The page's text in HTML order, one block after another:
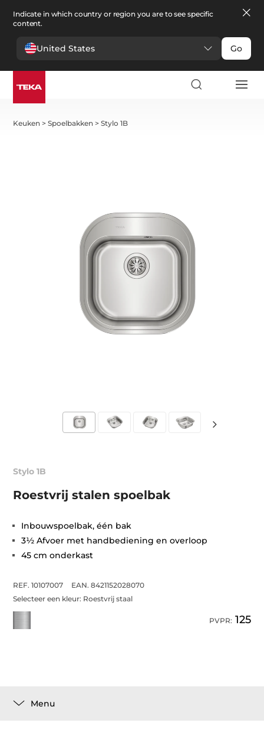
Indicate in which country or region you are to see specific
content.
United States Go
Keuken >Spoelbakken >Stylo 1B
Stylo 1B
Roestvrij stalen spoelbak
Inbouwspoelbak, één bak
3½ Afvoer met handbediening en overloop
45 cm onderkast
REF. 10107007
EAN. 8421152028070
Selecteer een kleur: Roestvrij staal
PVPR: 125
Menu